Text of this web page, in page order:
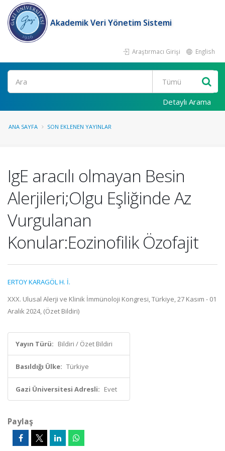
Akademik Veri Yönetim Sistemi
Araştırmacı Girişi English
Ara
Detaylı Arama
ANA SAYFA SON EKLENEN YAYINLAR
IgE aracılı olmayan Besin
Alerjileri;Olgu Eşliğinde Az
Vurgulanan
Konular:Eozinofilik Özofajit
ERTOY KARAGÖL H. İ.
XXX. Ulusal Alerji ve Klinik İmmünoloji Kongresi, Türkiye, 27 Kasım - 01
Aralık 2024, (Özet Bildiri)
Yayın Türü: Bildiri / Özet Bildiri
Basıldığı Ülke: Türkiye
Gazi Üniversitesi Adresli: Evet
Paylaş